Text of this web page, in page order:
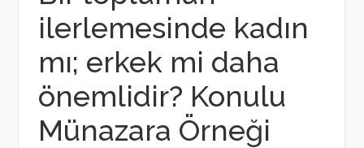
ilerlemesinde kadın
mı; erkek mi daha
önemlidir? Konulu
Münazara Örneği